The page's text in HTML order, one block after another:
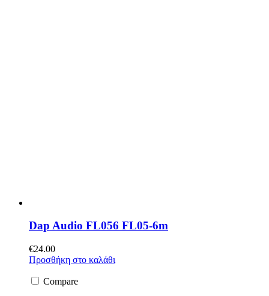
Dap Audio FL056 FL05-6m
€24.00
Προσθήκη στο καλάθι
Compare